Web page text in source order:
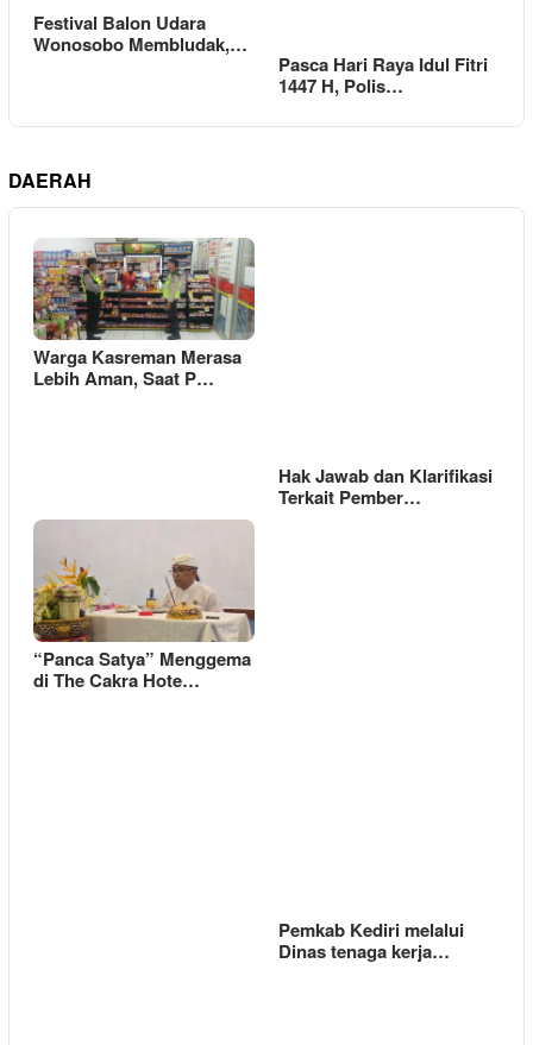
Festival Balon Udara
Wonosobo Membludak,…
Pasca Hari Raya Idul Fitri
1447 H, Polis…
DAERAH
Warga Kasreman Merasa
Lebih Aman, Saat P…
Hak Jawab dan Klarifikasi
Terkait Pember…
“Panca Satya” Menggema
di The Cakra Hote…
Pemkab Kediri melalui
Dinas tenaga kerja…